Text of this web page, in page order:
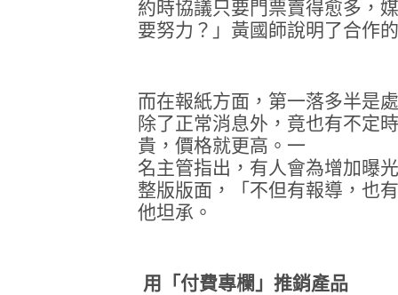
約時協議只要門票賣得愈多，
要努力？」黃國師說明了合作
而在報紙方面，第一落多半是
除了正常消息外，竟也有不定
貴，價格就更高。一
名主管指出，有人會為增加曝
整版版面，「不但有報導，也
他坦承。
用「付費專欄」推銷產品